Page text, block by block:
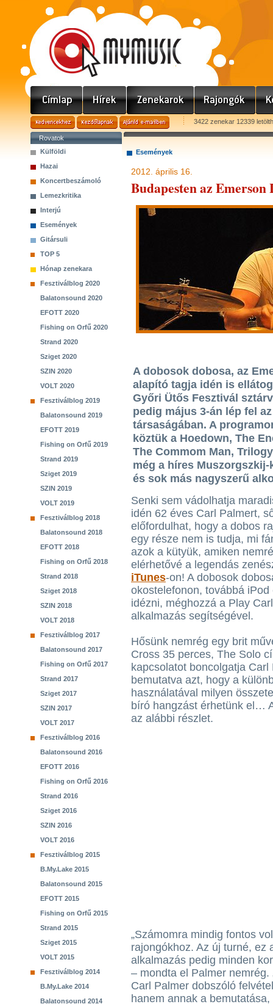
3422 zenekar 12339
Rovatok
Külföldi
Hazai
Koncertbeszámoló
Lemezkritika
Interjú
Események
Gitársuli
TOP 5
Hónap zenekara
Fesztiválblog 2020
Balatonsound 2020
EFOTT 2020
Fishing on Orfű 2020
Strand 2020
Sziget 2020
SZIN 2020
VOLT 2020
Fesztiválblog 2019
Balatonsound 2019
EFOTT 2019
Fishing on Orfű 2019
Strand 2019
Sziget 2019
SZIN 2019
VOLT 2019
Fesztiválblog 2018
Balatonsound 2018
EFOTT 2018
Fishing on Orfű 2018
Strand 2018
Sziget 2018
SZIN 2018
VOLT 2018
Fesztiválblog 2017
Balatonsound 2017
Fishing on Orfű 2017
Strand 2017
Sziget 2017
SZIN 2017
VOLT 2017
Fesztiválblog 2016
Balatonsound 2016
EFOTT 2016
Fishing on Orfű 2016
Strand 2016
Sziget 2016
SZIN 2016
VOLT 2016
Fesztiválblog 2015
B.My.Lake 2015
Balatonsound 2015
EFOTT 2015
Fishing on Orfű 2015
Strand 2015
Sziget 2015
VOLT 2015
Fesztiválblog 2014
B.My.Lake 2014
Balatonsound 2014
Események
2012. április 16.
Budapesten az
A dobosok dobosa, az
alapító tagja idén is
Győri Ütős Fesztivál
pedig május 3-án lép fel
társaságában. A
köztük a Hoedown, The
The Commom Man,
még a híres
és sok más nagyszerű
Senki sem vádolhatja
idén 62 éves Carl Palmert,
előfordulhat, hogy a dobos
egy része nem is tudja, mi
azok a kütyük, amiken
elérhetővé a legendás
iTunes-on! A dobosok
okostelefonon, továbbá
idézni, méghozzá a Play
alkalmazás segítségével.
Hősünk nemrég egy brit
Cross 35 perces, The Solo
kapcsolatot boncolgatja
bemutatva azt, hogy a
használatával milyen
bíró hangzást érhetünk el…
az alábbi részlet.
„Számomra mindig fontos
rajongókhoz. Az új turné, ez
alkalmazás pedig minden
– mondta el Palmer
Carl Palmer dobszóló
hanem annak a